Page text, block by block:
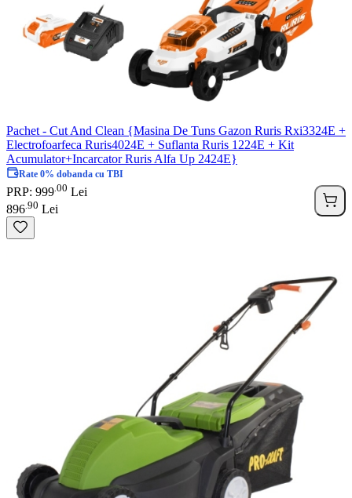
Pachet - Cut And Clean {Masina De Tuns Gazon Ruris Rxi3324E +
Electrofoarfeca Ruris4024E + Suflanta Ruris 1224E + Kit
Acumulator+Incarcator Ruris Alfa Up 2424E}
Rate 0% dobanda cu TBI
PRP: 999 00 Lei
896 90 Lei